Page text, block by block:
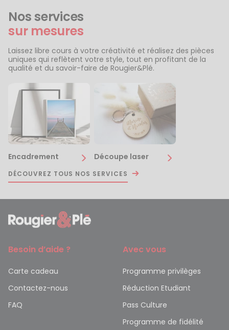
Nos services
sur mesures
Laissez libre cours à votre créativité et réalisez des pièces
uniques qui reflètent votre style, tout en profitant de la
qualité et du savoir-faire de Rougier&Plé.
Encadrement Découpe laser
DÉCOUVREZ TOUS NOS SERVICES
Besoin d’aide ?
Carte cadeau
Contactez-nous
FAQ
Avec vous
Programme privilèges
Réduction Etudiant
Pass Culture
Programme de fidélité